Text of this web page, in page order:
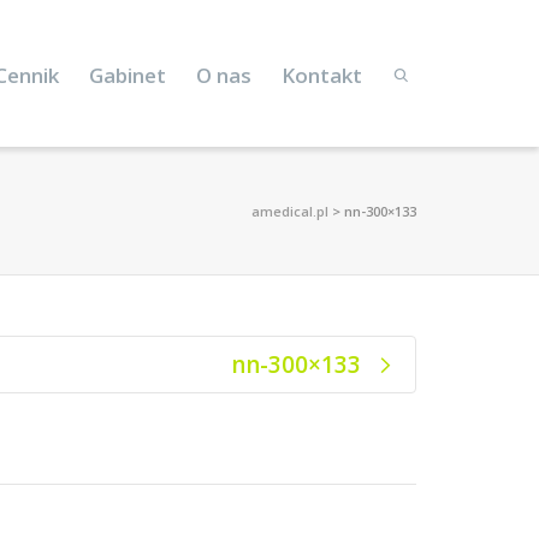
Gabinet O nas Kontakt
amedical.pl > nn-300×133
nn-300×133